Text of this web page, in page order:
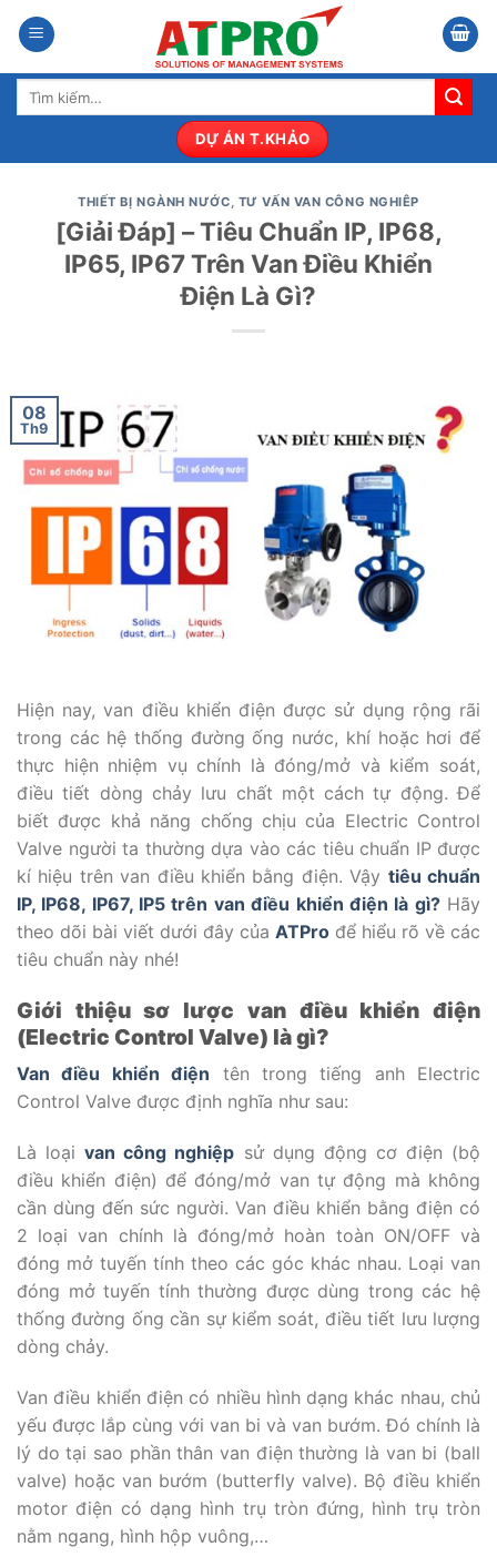
qua
nội
dung
Tìm
DỰ ÁN T.KHẢO
THIẾT BỊ NGÀNH NƯỚC, TƯ VẤN VAN CÔNG NGHIÊP
[Giải Đáp] – Tiêu Chuẩn IP, IP68,
IP65, IP67 Trên Van Điều Khiển
Điện Là Gì?
08
Th9
Hiện nay, van điều khiển điện được sử dụng rộng rãi
trong các hệ thống đường ống nước, khí hoặc hơi để
thực hiện nhiệm vụ chính là đóng/mở và kiểm soát,
điều tiết dòng chảy lưu chất một cách tự động. Để
biết được khả năng chống chịu của Electric Control
Valve người ta thường dựa vào các tiêu chuẩn IP được
kí hiệu trên van điều khiển bằng điện. Vậy tiêu chuẩn
IP, IP68, IP67, IP5 trên van điều khiển điện là gì?Hãy
theo dõi bài viết dưới đây của ATPro để hiểu rõ về các
tiêu chuẩn này nhé!
Giới thiệu sơ lược van điều khiển điện
(Electric Control Valve) là gì?
Van điều khiển điện tên trong tiếng anh Electric
Control Valve được định nghĩa như sau:
Là loạivan công nghiệp sử dụng động cơ điện (bộ
điều khiển điện) để đóng/mở van tự động mà không
cần dùng đến sức người. Van điều khiển bằng điện có
2 loại van chính là đóng/mở hoàn toàn ON/OFF và
đóng mở tuyến tính theo các góc khác nhau. Loại van
đóng mở tuyến tính thường được dùng trong các hệ
thống đường ống cần sự kiểm soát, điều tiết lưu lượng
dòng chảy.
Van điều khiển điện có nhiều hình dạng khác nhau, chủ
yếu được lắp cùng với van bi và van bướm. Đó chính là
lý do tại sao phần thân van điện thường là van bi (ball
valve) hoặc van bướm (butterfly valve). Bộ điều khiển
motor điện có dạng hình trụ tròn đứng, hình trụ tròn
nằm ngang, hình hộp vuông,…